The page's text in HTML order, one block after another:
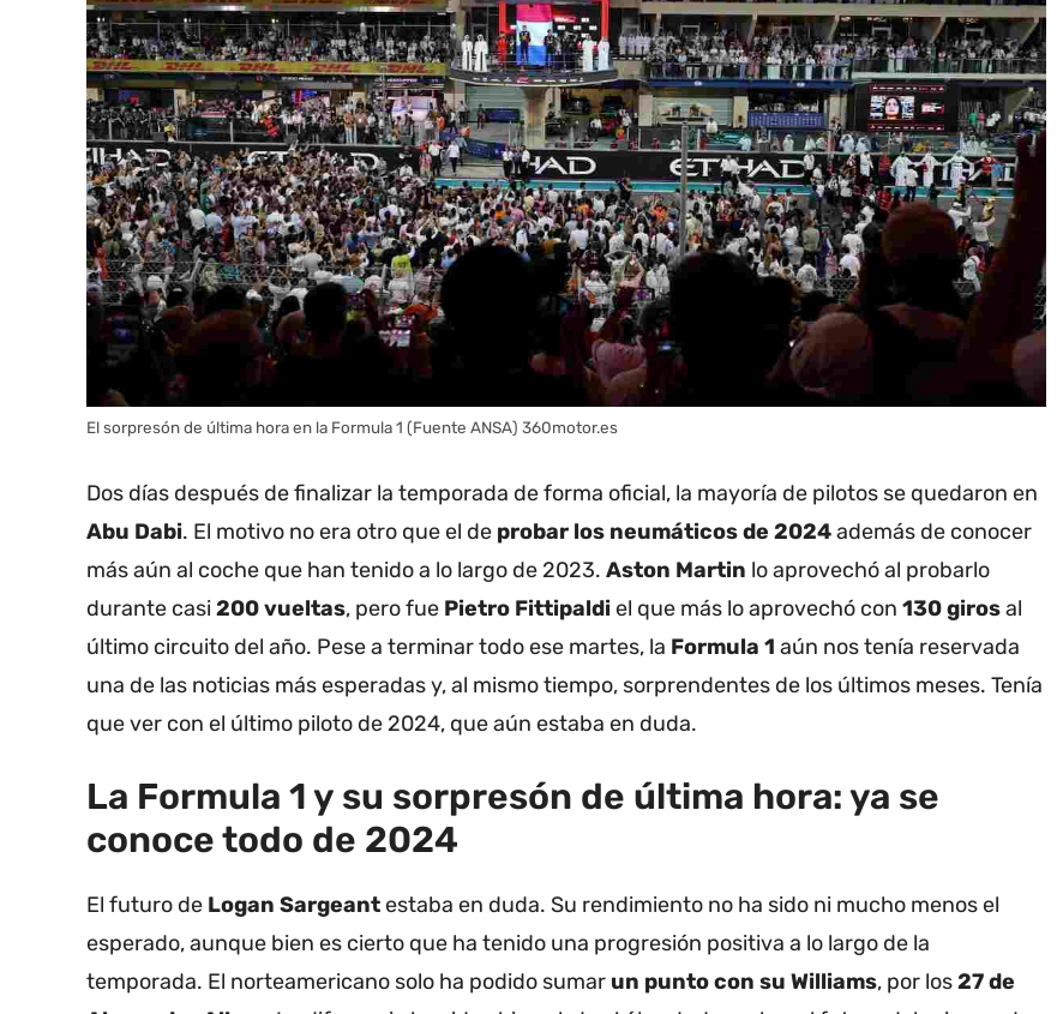
El sorpresón de última hora en la Formula 1 (Fuente ANSA) 360motor.es
Dos días después de finalizar la temporada de forma oficial, la mayoría de pilotos se quedaron en
Abu Dabi. El motivo no era otro que el de probar los neumáticos de 2024además de conocer
más aún al coche que han tenido a lo largo de 2023. Aston Martin lo aprovechó al probarlo
durante casi200 vueltas, pero fue Pietro Fittipaldi el que más lo aprovechó con 130 girosal
último circuito del año. Pese a terminar todo ese martes, la Formula 1 aún nos tenía reservada
una de las noticias más esperadas y, al mismo tiempo, sorprendentes de los últimos meses. Tenía
que ver con el último piloto de 2024, que aún estaba en duda.
La Formula 1 y su sorpresón de última hora: ya se
conoce todo de 2024
El futuro de Logan Sargeantestaba en duda. Su rendimiento no ha sido ni mucho menos el
esperado, aunque bien es cierto que ha tenido una progresión positiva a lo largo de la
temporada. El norteamericano solo ha podido sumar un punto con su Williams, por los27 de